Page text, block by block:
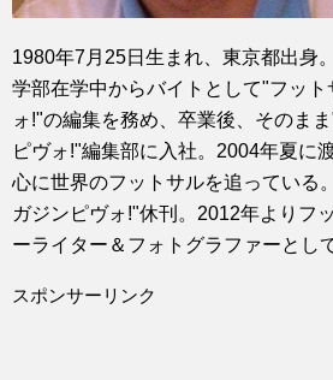
1980年7月25日生まれ、東京都出身
学部在学中からバイトとして"フッ
ォ!"の編集を務め、卒業後、そのま
ピヴォ!"編集部に入社。2004年夏に
心に世界のフットサルを追っている
ガジンピヴォ!"休刊。2012年よりフ
ーライター＆フォトグラファーとし
スポンサーリンク